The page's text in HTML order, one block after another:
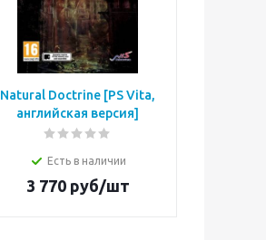
Natural Doctrine [PS Vita,
английская версия]
Есть в наличии
3 770руб/шт